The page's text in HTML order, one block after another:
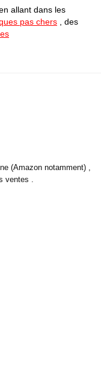
allant dans les
pas chers , des
(Amazon notamment) ,
ventes .